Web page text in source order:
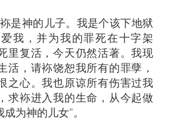
是神的儿子。我是个该下地狱
我，并为我的罪死在十字架
里复活，今天仍然活著。我现
活，请袮饶恕我所有的罪孽，
之心。我也原谅所有伤害过我
求袮进入我的生命，从今起做
为神的儿女”。